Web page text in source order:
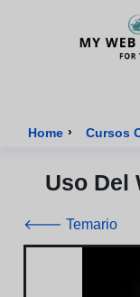
Home › Cursos
Uso Del
🡐 Temario